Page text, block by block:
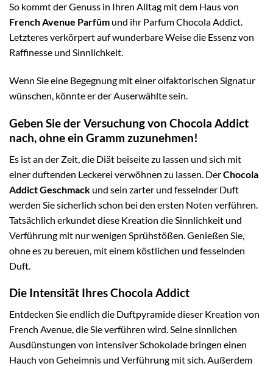
So kommt der Genuss in Ihren Alltag mit dem Haus von
French Avenue Parfüm und ihr Parfum Chocola Addict.
Letzteres verkörpert auf wunderbare Weise die Essenz von
Raffinesse und Sinnlichkeit.
Wenn Sie eine Begegnung mit einer olfaktorischen Signatur
wünschen, könnte er der Auserwählte sein.
Geben Sie der Versuchung von Chocola Addict
nach, ohne ein Gramm zuzunehmen!
Es ist an der Zeit, die Diät beiseite zu lassen und sich mit
einer duftenden Leckerei verwöhnen zu lassen. DerChocola
Addict Geschmack und sein zarter und fesselnder Duft
werden Sie sicherlich schon bei den ersten Noten verführen.
Tatsächlich erkundet diese Kreation die Sinnlichkeit und
Verführung mit nur wenigen Sprühstößen. Genießen Sie,
ohne es zu bereuen, mit einem köstlichen und fesselnden
Duft.
Die Intensität Ihres Chocola Addict
Entdecken Sie endlich die Duftpyramide dieser Kreation von
French Avenue, die Sie verführen wird. Seine sinnlichen
Ausdünstungen von intensiver Schokolade bringen einen
Hauch von Geheimnis und Verführung mit sich. Außerdem